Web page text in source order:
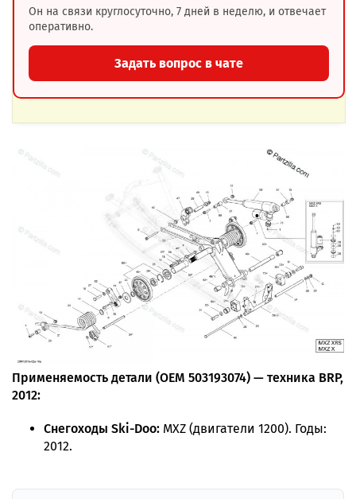
Он на связи круглосуточно, 7 дней в неделю, и отвечает
оперативно.
Задать вопрос в чате
Применяемость детали (OEM 503193074) — техника BRP,
2012:
Снегоходы Ski-Doo: MXZ (двигатели 1200). Годы:
2012.